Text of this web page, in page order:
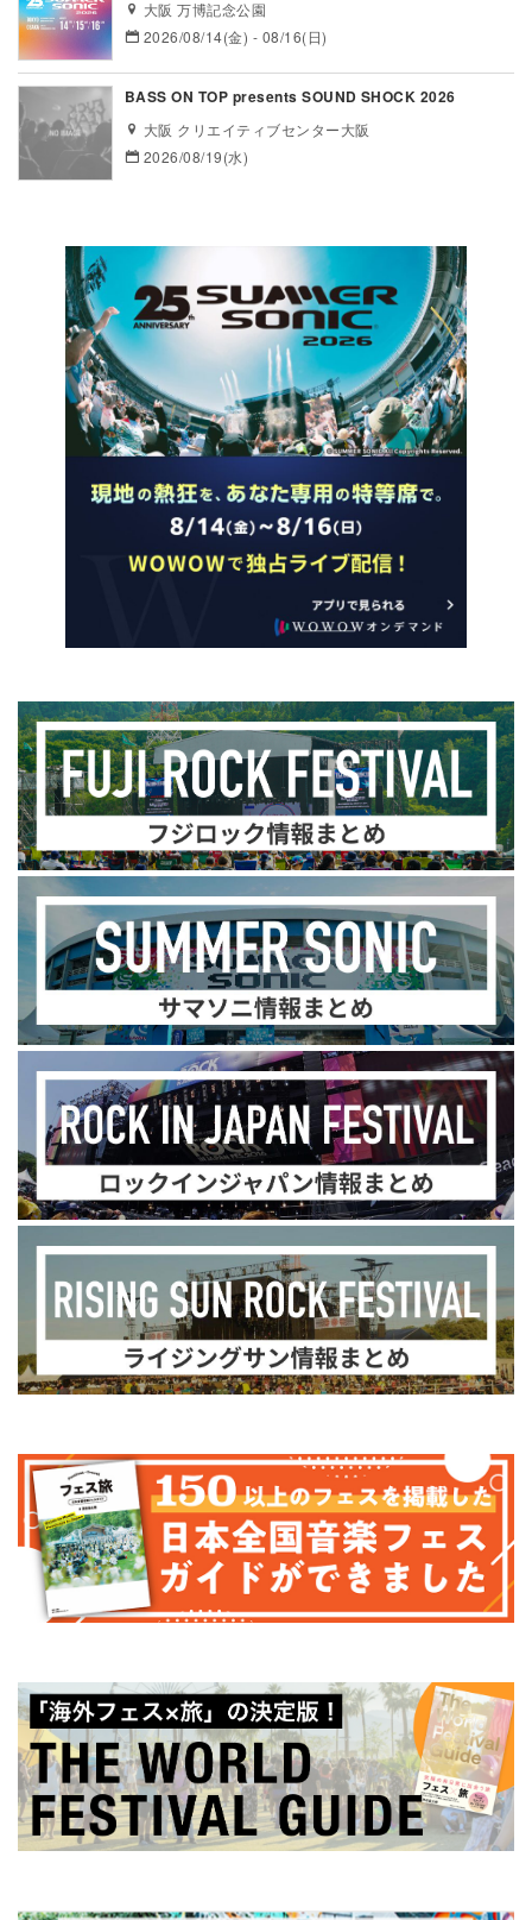
大阪 万博記念公園
2026/08/14(金) - 08/16(日)
BASS ON TOP presents SOUND SHOCK 2026
大阪 クリエイティブセンター大阪
2026/08/19(水)